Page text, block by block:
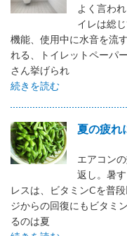
よく言わ
イレは総
機能、使用中に水音を流
れる、トイレットペーパ
さん挙げられ
続きを読む
夏の疲れ
エアコン
返し。暑
レスは、ビタミンCを普
ジからの回復にもビタミ
るのは夏